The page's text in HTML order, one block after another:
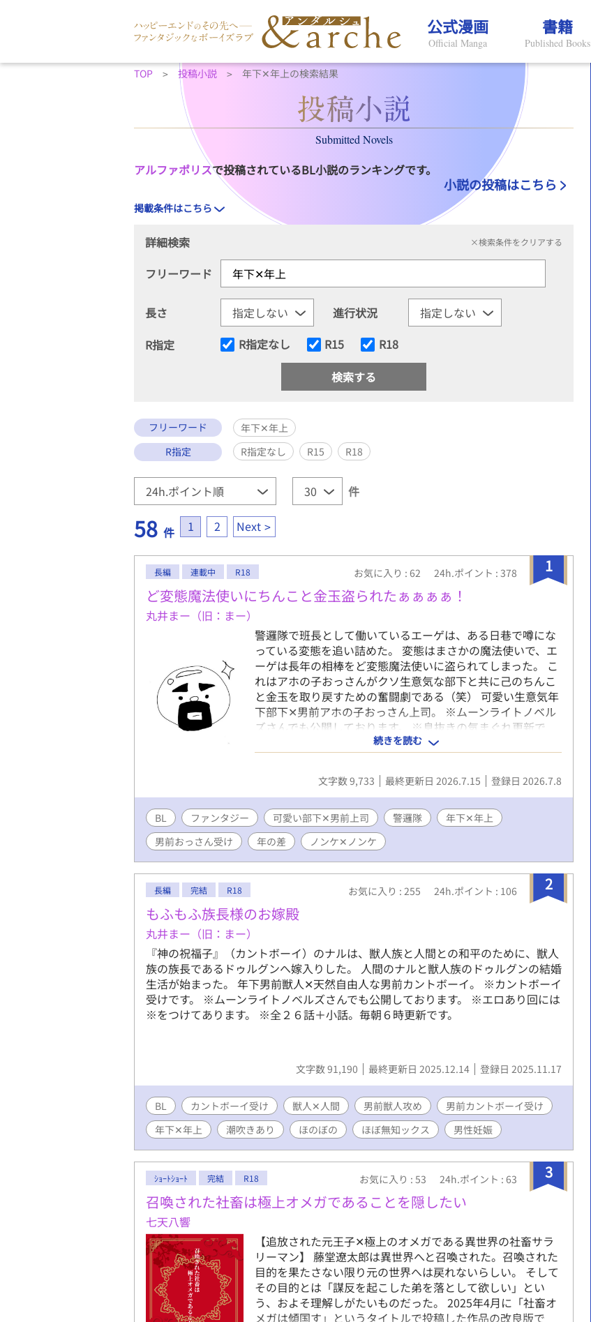
公式漫画
Official Manga
書籍
Published Books
TOP 投稿小説 年下✕年上の検索結果
Submitted Novels
アルファポリスで投稿されているBL小説のランキングです。
小説の投稿はこちら
掲載条件はこちら
詳細検索 ×検索条件をクリアする
フリーワード
長さ
進行状況
R指定
R指定なし R15 R18
フリーワード
年下✕年上
R指定
R指定なし R15 R18
件
58 件 1 2 Next
1
長編 連載中 R18 お気に入り : 62 24h.ポイント : 378
ど変態魔法使いにちんこと金玉盗られたぁぁぁぁ！
丸井まー（旧：まー）
警邏隊で班長として働いているエーゲは、ある日巷で噂にな
っている変態を追い詰めた。 変態はまさかの魔法使いで、エ
ーゲは長年の相棒をど変態魔法使いに盗られてしまった。 こ
れはアホの子おっさんがクソ生意気な部下と共に己のちんこ
と金玉を取り戻すための奮闘劇である（笑） 可愛い生意気年
下部下✕男前アホの子おっさん上司。 ※ムーンライトノベル
ズさんでも公開しております。 ※息抜きの気まぐれ更新で
す。 ※エロあり回には※をつけております。 ※注意書きが増
える場合は、都度追加いたします。 ※アホエロです！下品で
続きを読む
文字数 9,733 最終更新日 2026.7.15 登録日 2026.7.8
BL ファンタジー 可愛い部下✕男前上司 警邏隊
年下✕年上
男前おっさん受け
年の差 ノンケ✕ノンケ
2
長編 完結 R18 お気に入り : 255 24h.ポイント : 106
もふもふ族長様のお嫁殿
丸井まー（旧：まー）
『神の祝福子』（カントボーイ）のナルは、獣人族と人間との和平のために、獣人
族の族長であるドゥルグンへ嫁入りした。 人間のナルと獣人族のドゥルグンの結婚
生活が始まった。 年下男前獣人✕天然自由人な男前カントボーイ。 ※カントボーイ
受けです。 ※ムーンライトノベルズさんでも公開しております。 ※エロあり回には
※をつけてあります。 ※全２６話＋小話。毎朝６時更新です。
文字数 91,190 最終更新日 2025.12.14 登録日 2025.11.17
BL カントボーイ受け 獣人✕人間 男前獣人攻め
男前カントボーイ受け
年下✕年上
潮吹きあり ほのぼの ほぼ無知ックス 男性妊娠
3
ｼｮｰﾄｼｮｰﾄ 完結 R18 お気に入り : 53 24h.ポイント : 63
召喚された社畜は極上オメガであることを隠したい
七天八響
【追放された元王子✕極上のオメガである異世界の社畜サラ
リーマン】 藤堂遼太郎は異世界へと召喚された。召喚された
目的を果たさない限り元の世界へは戻れないらしい。 そして
その目的とは「謀反を起こした弟を落として欲しい」とい
う、およそ理解しがたいものだった。 2025年4月に「社畜オ
メガは傾国す」というタイトルで投稿した作品の改良版で